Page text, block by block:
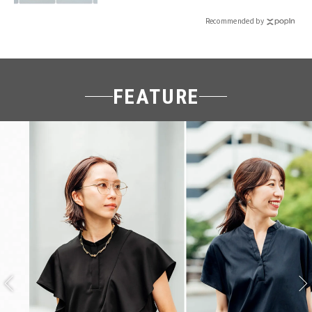
Recommended by
FEATURE